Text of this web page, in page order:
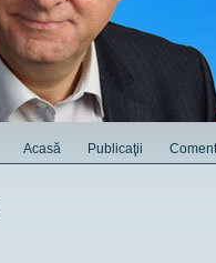
Acasă Publicaţii